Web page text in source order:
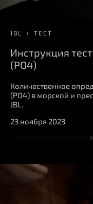
JBL ТЕСТ
Инструкция
(PO4)
Количественное
(PO4) в морской и
JBL.
23 ноября 2023